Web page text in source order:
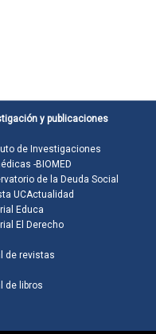
y publicaciones
de Investigaciones
-BIOMED
de la Deuda Social
UCActualidad
Educa
El Derecho
de revistas
de libros